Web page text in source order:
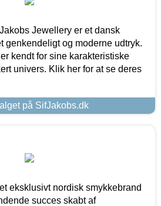
Jewellery er et dansk
genkendeligt og moderne udtryk.
kendt for sine karakteristiske
univers. Klik her for at se deres
på SifJakobs.dk
eksklusivt nordisk smykkebrand
succes skabt af